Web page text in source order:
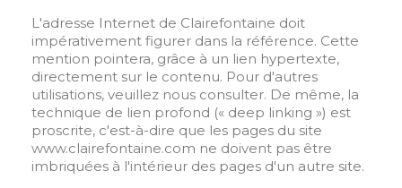
L'adresse Internet de Clairefontaine doit
impérativement figurer dans la référence. Cette
mention pointera, grâce à un lien hypertexte,
directement sur le contenu. Pour d'autres
utilisations, veuillez nous consulter. De même, la
technique de lien profond (« deep linking ») est
proscrite, c'est-à-dire que les pages du site
www.clairefontaine.com ne doivent pas être
imbriquées à l'intérieur des pages d'un autre site.